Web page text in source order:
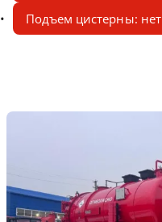
Подъем цистерны: нет